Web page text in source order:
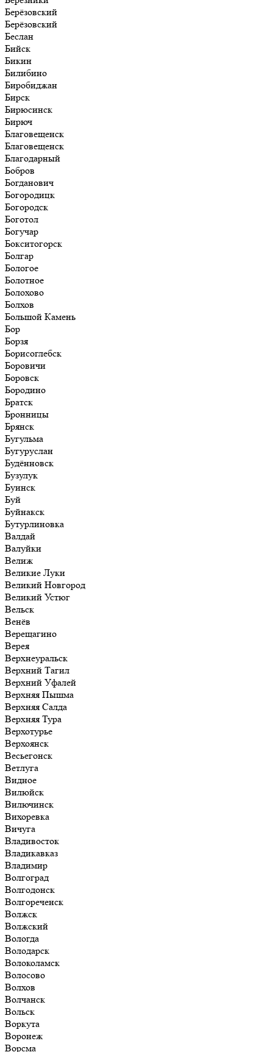
Берёзовский
Берёзовский
Беслан
Бийск
Бикин
Билибино
Биробиджан
Бирск
Бирюсинск
Бирюч
Благовещенск
Благовещенск
Благодарный
Бобров
Богданович
Богородицк
Богородск
Боготол
Богучар
Бокситогорск
Болгар
Бологое
Болотное
Болохово
Болхов
Большой Камень
Бор
Борзя
Борисоглебск
Боровичи
Боровск
Бородино
Братск
Бронницы
Брянск
Бугульма
Бугуруслан
Будённовск
Бузулук
Буинск
Буй
Буйнакск
Бутурлиновка
Валдай
Валуйки
Велиж
Великие Луки
Великий Новгород
Великий Устюг
Вельск
Венёв
Верещагино
Верея
Верхнеуральск
Верхний Тагил
Верхний Уфалей
Верхняя Пышма
Верхняя Салда
Верхняя Тура
Верхотурье
Верхоянск
Весьегонск
Ветлуга
Видное
Вилюйск
Вилючинск
Вихоревка
Вичуга
Владивосток
Владикавказ
Владимир
Волгоград
Волгодонск
Волгореченск
Волжск
Волжский
Вологда
Володарск
Волоколамск
Волосово
Волхов
Волчанск
Вольск
Воркута
Воронеж
Ворсма